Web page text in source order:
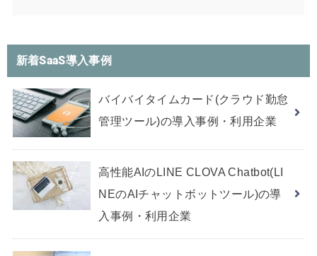
新着SaaS導入事例
バイバイタイムカード(クラウド勤怠
管理ツール)の導入事例・利用企業
高性能AIのLINE CLOVA Chatbot(LI
NEのAIチャットボットツール)の導
入事例・利用企業